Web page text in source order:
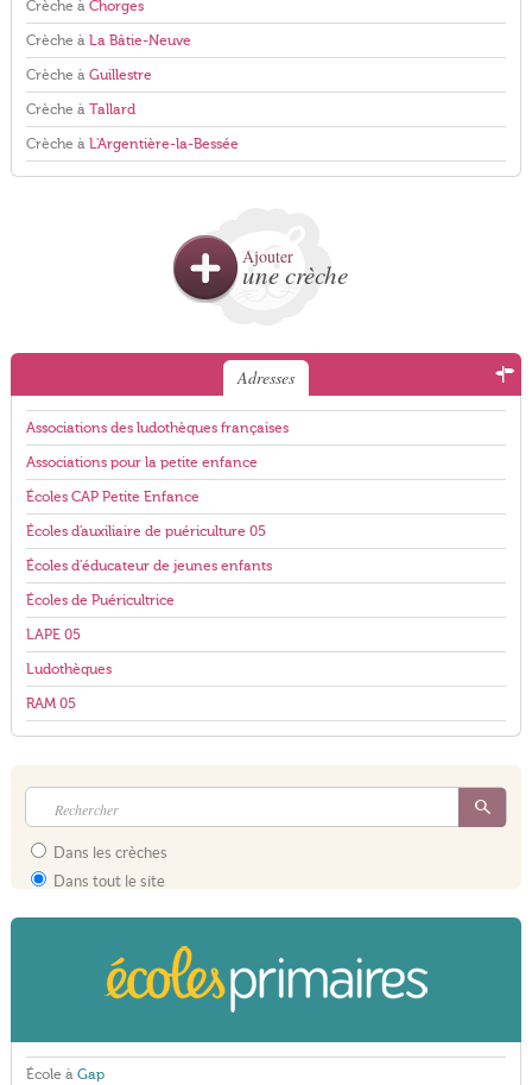
Crèche à Chorges
Crèche à La Bâtie-Neuve
Crèche à Guillestre
Crèche à Tallard
Crèche à L'Argentière-la-Bessée
Ajouter
une crèche
Adresses
Associations des ludothèques françaises
Associations pour la petite enfance
Écoles CAP Petite Enfance
Écoles d'auxiliaire de puériculture 05
Écoles d'éducateur de jeunes enfants
Écoles de Puéricultrice
LAPE 05
Ludothèques
RAM 05
Dans les crèches
Dans tout le site
École à Gap